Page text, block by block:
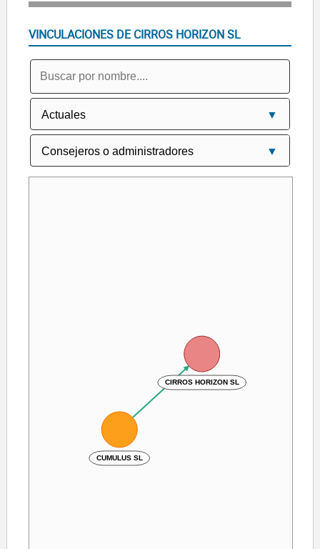
VINCULACIONES DE CIRROS HORIZON SL
CIRROS HORIZON SL
CUMULUS SL